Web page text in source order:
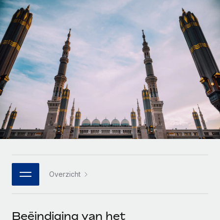
Zzp'ers internationaal onboarden en beheren
Ingewikkelde HR-taken eenvoudig uitbesteden
INFRASTRUCTUUR
Remote Embedded
HR naadloos in workflows integreren
Platform
Ingebouwde essentiële HR-functies voor je team
Integraties
GROEIFASE
Start-ups
Flexibele global HR en payroll solutions voor groeiende
bedrijven
Mid-market
Teams uitbreiden met HR solutions op maat
Enterprise
Global HR voor grote bedrijven
WERK MET ONS SAMEN
Strategische technologiepartners
Een partner worden
Betalingscalculator voor zzp'ers
Ontdek valuta-opties en betaalsnelheden voor
internationale zzp'ers
LEREN MET REMOTE
Onderzoek en gidsen
Casestudy's
HR-woordenlijst
Checklists en templates
Webinars
Nederlands
Français
Deutsch
Español
Italiano
Português (Portugal)
日本語
한국어
Inloggen
Overzicht
Beëindiging van het